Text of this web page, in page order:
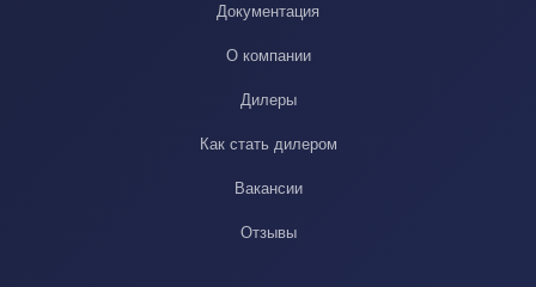
Документация
О компании
Дилеры
Как стать дилером
Вакансии
Отзывы